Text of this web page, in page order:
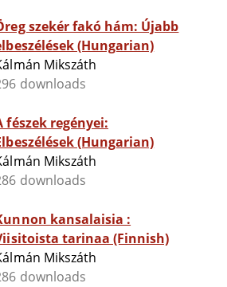
szekér fakó hám: Újabb
(Hungarian)
Mikszáth
downloads
fészek regényei:
(Hungarian)
Mikszáth
downloads
kansalaisia :
tarinaa (Finnish)
Mikszáth
downloads